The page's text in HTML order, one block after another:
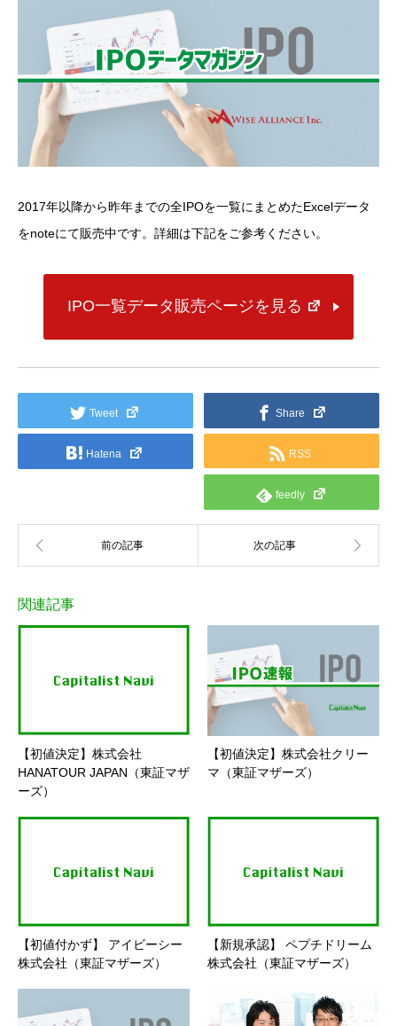
2017年以降から昨年までの全IPOを一覧にまとめたExcelデータ
をnoteにて販売中です。詳細は下記をご参考ください。
IPO一覧データ販売ページを見る
Tweet Share
Hatena RSS
feedly
関連記事
【初値決定】株式会社
HANATOUR JAPAN（東証マザ
ーズ）
【初値決定】株式会社クリー
マ（東証マザーズ）
【初値付かず】 アイビーシー
株式会社（東証マザーズ）
【新規承認】 ペプチドリーム
株式会社（東証マザーズ）